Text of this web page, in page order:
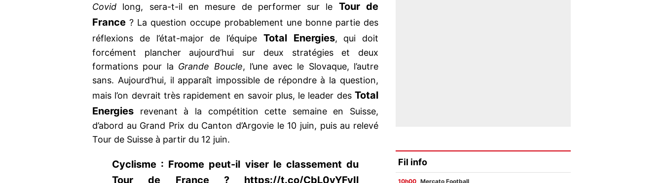
Covid long, sera-t-il en mesure de performer sur le Tour de
France? La question occupe probablement une bonne partie des
réflexions de l’état-major de l’équipe Total Energies, qui doit
forcément plancher aujourd’hui sur deux stratégies et deux
formations pour la Grande Boucle, l’une avec le Slovaque, l’autre
sans. Aujourd’hui, il apparaît impossible de répondre à la question,
mais l’on devrait très rapidement en savoir plus, le leader des Total
Energies revenant à la compétition cette semaine en Suisse,
d’abord au Grand Prix du Canton d’Argovie le 10 juin, puis au relevé
Tour de Suisse à partir du 12 juin.
Cyclisme : Froome peut-il viser le classement du
Tour de France ? https://t.co/CbL0yYFyIl
Fil info
10h00 Mercato Football